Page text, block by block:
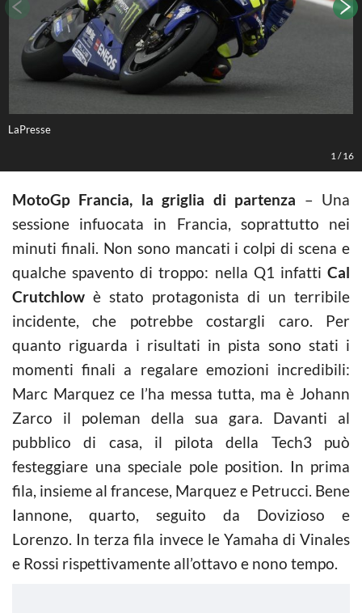
LaPresse
1 /16
MotoGp Francia, la griglia di partenza – Una
sessione infuocata in Francia, soprattutto nei
minuti finali. Non sono mancati i colpi di scena e
qualche spavento di troppo: nella Q1 infatti Cal
Crutchlow è stato protagonista di un terribile
incidente, che potrebbe costargli caro. Per
quanto riguarda i risultati in pista sono stati i
momenti finali a regalare emozioni incredibili:
Marc Marquez ce l’ha messa tutta, ma è Johann
Zarco il poleman della sua gara. Davanti al
pubblico di casa, il pilota della Tech3 può
festeggiare una speciale pole position. In prima
fila, insieme al francese, Marquez e Petrucci. Bene
Iannone, quarto, seguito da Dovizioso e
Lorenzo. In terza fila invece le Yamaha di Vinales
e Rossi rispettivamente all’ottavo e nono tempo.